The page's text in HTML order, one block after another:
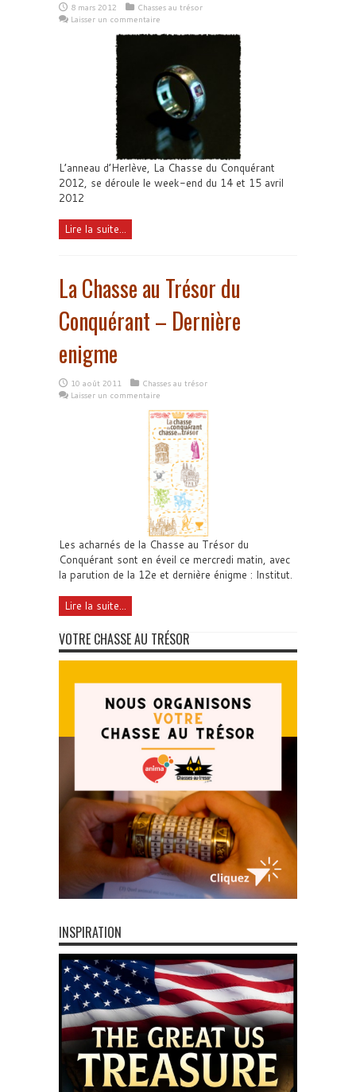
8 mars 2012
Chasses au trésor
Laisser un commentaire
L’anneau d’Herlève, La Chasse du Conquérant
2012, se déroule le week-end du 14 et 15 avril
2012
Lire la suite...
La Chasse au Trésor du
Conquérant – Dernière
enigme
10 août 2011
Chasses au trésor
Laisser un commentaire
Les acharnés de la Chasse au Trésor du
Conquérant sont en éveil ce mercredi matin, avec
la parution de la 12e et dernière énigme : Institut.
Lire la suite...
VOTRE CHASSE AU TRÉSOR
INSPIRATION